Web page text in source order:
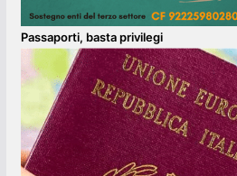
Passaporti, basta privilegi